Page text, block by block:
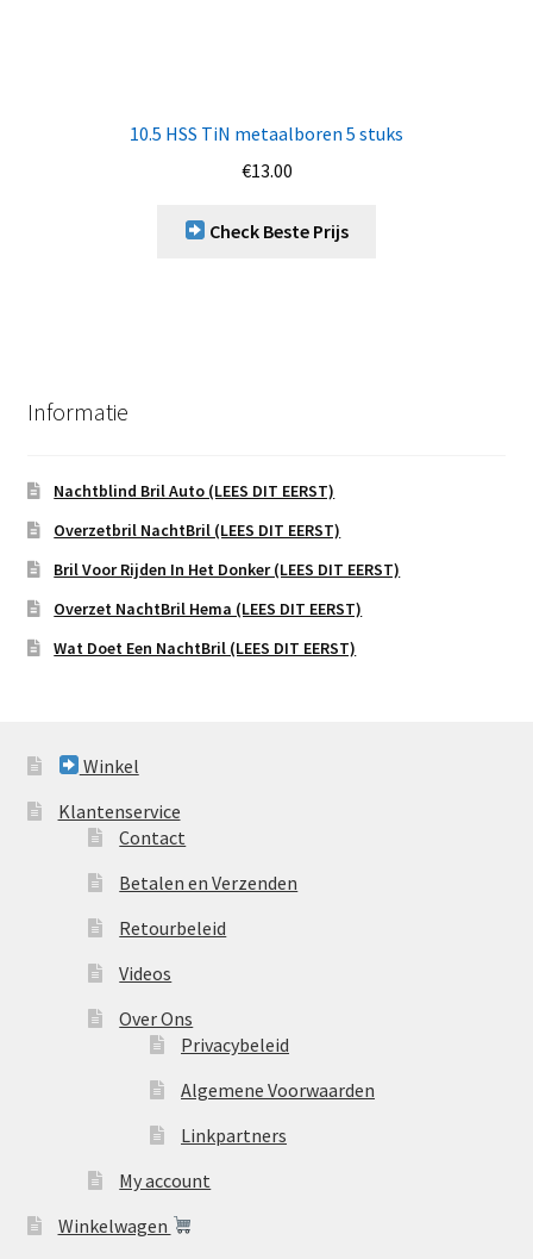
10.5 HSS TiN metaalboren 5 stuks
€13.00
Check Beste Prijs
Informatie
Nachtblind Bril Auto (LEES DIT EERST)
Overzetbril NachtBril (LEES DIT EERST)
Bril Voor Rijden In Het Donker (LEES DIT EERST)
Overzet NachtBril Hema (LEES DIT EERST)
Wat Doet Een NachtBril (LEES DIT EERST)
Winkel
Klantenservice
Contact
Betalen en Verzenden
Retourbeleid
Videos
Over Ons
Privacybeleid
Algemene Voorwaarden
Linkpartners
My account
Winkelwagen